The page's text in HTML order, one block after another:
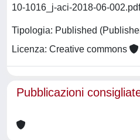
10-1016_j-aci-2018-06-
Tipologia: Published
Licenza: Creative commons
Pubblicazioni